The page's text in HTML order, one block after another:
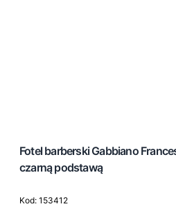
Fotel barberski Gabbiano
czarną podstawą
Kod: 153412